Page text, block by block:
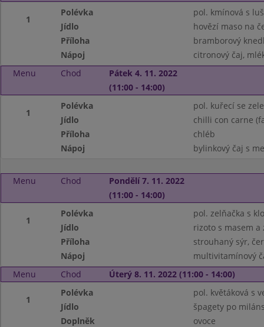
1
Polévka
pol. kmínová s
Jídlo
hovězí maso na
Příloha
bramborový
Nápoj
citronový čaj,
Menu
Chod
Pátek 4. 11. 2022
(11:00 - 14:00)
1
Polévka
pol. kuřecí se
Jídlo
chilli con carne
Příloha
chléb
Nápoj
bylinkový čaj s
Menu Chod
Pondělí 7. 11. 2022
(11:00 - 14:00)
1
Polévka
pol. zelňačka s
Jídlo
rizoto s masem a
Příloha
strouhaný sýr,
Nápoj
multivitamínový
Menu
Chod Úterý 8. 11. 2022 (11:00 - 14:00)
1
Polévka
pol. květáková s
Jídlo
špagety po
Doplněk
ovoce